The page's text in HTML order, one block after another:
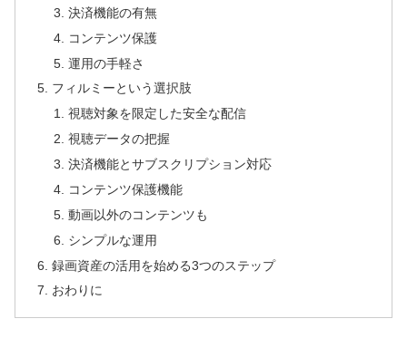
決済機能の有無
コンテンツ保護
運用の手軽さ
フィルミーという選択肢
視聴対象を限定した安全な配信
視聴データの把握
決済機能とサブスクリプション対応
コンテンツ保護機能
動画以外のコンテンツも
シンプルな運用
録画資産の活用を始める3つのステップ
おわりに